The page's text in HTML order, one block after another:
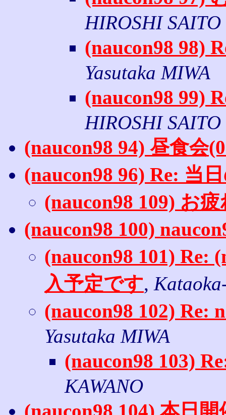
HIROSHI SAITO
(naucon98 98)
Yasutaka MIWA
(naucon98 99)
HIROSHI SAITO
(naucon98 94) 昼食会
(naucon98 96) Re: 当
(naucon98 109) お
(naucon98 100)
(naucon98 101) Re:
入予定です,
(naucon98 102) Re:
Yasutaka MIWA
(naucon98 103)
KAWANO